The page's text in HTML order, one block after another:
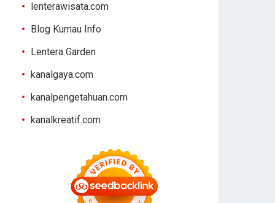
lenterawisata.com
Blog Kumau Info
Lentera Garden
kanalgaya.com
kanalpengetahuan.com
kanalkreatif.com